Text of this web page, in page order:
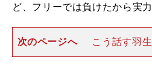
ど、フリーでは負けたから実
次のページへ
こう話す羽
プログラムを作り上げるため
力的にはまだ足りないと感じ
技を作